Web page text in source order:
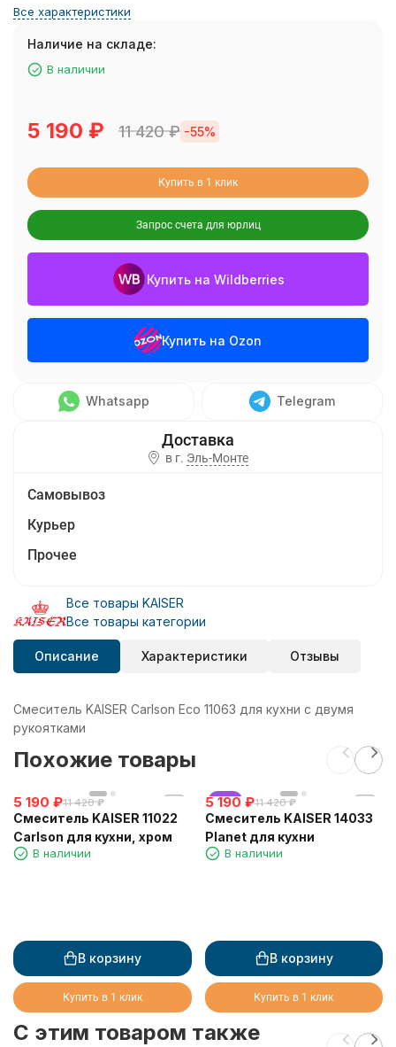
Все характеристики
Наличие на складе:
В наличии
5 190 ₽ 11 420₽ -55%
Купить в 1 клик
Запрос счета для юрлиц
Купить на Wildberries
Купить на Ozon
Whatsapp Telegram
в г. Эль-Монте
Самовывоз
Курьер
Прочее
Все товары KAISER
Все товары категории
Описание Характеристики Отзывы
Смеситель KAISER Carlson Eco 11063 для кухни с двумя
рукоятками
Похожие товары
5 190 ₽11 420 ₽
Смеситель KAISER 11022
Carlson для кухни, хром
В наличии
В корзину
Купить в 1 клик
хит
5 190 ₽11 420 ₽
Смеситель KAISER 14033
Planet для кухни
В наличии
В корзину
Купить в 1 клик
C этим товаром также